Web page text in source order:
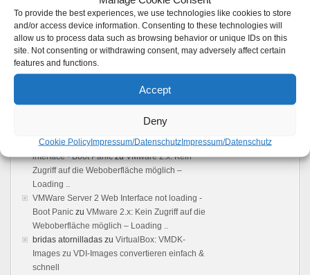
To provide the best experiences, we use technologies like cookies to store
and/or access device information. Consenting to these technologies will
allow us to process data such as browsing behavior or unique IDs on this
site. Not consenting or withdrawing consent, may adversely affect certain
features and functions.
Accept
Deny
Cookie PolicyImpressum/DatenschutzImpressum/Datenschutz
Guten Rutsch in das neue 2014
Das Ubuntu Software Center / APT Package
Management reparieren
Howto: Windows rebooten aus einer Remote
Desktop Verbindung
Sonos Windows Controller 4.1 unter Wine,
Vmware server: Browser does not load user
interface - Boot PaniczuVMware 2.x: Kein
Zugriff auf die Weboberfläche möglich –
Loading ..
VMWare Server 2 Web Interface not loading -
Boot Panic zu VMware 2.x: Kein Zugriff auf die
Weboberfläche möglich – Loading ..
bridas atornilladas zu VirtualBox: VMDK-
Images zu VDI-Images convertieren einfach &
schnell